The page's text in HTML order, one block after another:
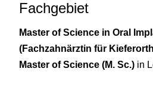
Fachgebiet
Master of Science in Oral
(Fachzahnärztin für
Master of Science (M. Sc.) in